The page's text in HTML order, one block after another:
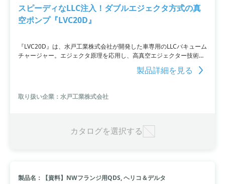
スピーディなLLC注入！ダブルエジェクタ方式の真
空ポンプ『LVC20D』
『LVC20D』は、水戸工業株式会社が開発した車専用のLLCバキューム
チャージャー。エジェクタ原理を応用し、高真空エジェクター技術を
使用しており、従来の真空到達域を大幅に上回る-0.098MPaでの真空
充填が可能です。LLC注入時間は約60秒とスピーディで、エア溜まり
けと操作も簡単。
製品詳細を見る
取り扱い企業：水戸工業株式会社
カタログを選択する
製品名：【資料】NWフランジ用QDS, ヘリコ＆デルタ